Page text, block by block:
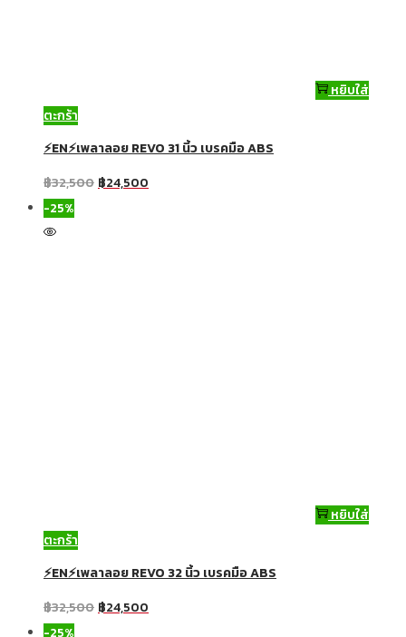
หยิบใส่
ตะกร้า
⚡EN⚡เพลาลอย REVO 31 นิ้ว เบรคมือ ABS
฿32,500 ฿24,500
-25%
หยิบใส่
ตะกร้า
⚡EN⚡เพลาลอย REVO 32 นิ้ว เบรคมือ ABS
฿32,500 ฿24,500
-25%